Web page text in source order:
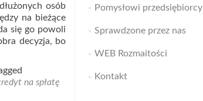
osób
na bieżące
się go powoli
decyzja, bo
na spłatę
Pomysłowi przedsiębiorcy
Sprawdzone przez nas
WEB Rozmaitości
Kontakt